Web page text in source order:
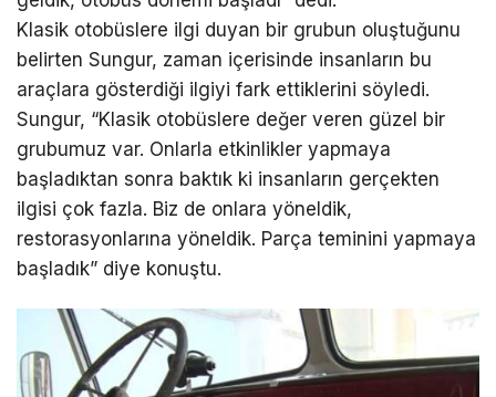
Klasik otobüslere ilgi duyan bir grubun oluştuğunu
belirten Sungur, zaman içerisinde insanların bu
araçlara gösterdiği ilgiyi fark ettiklerini söyledi.
Sungur, “Klasik otobüslere değer veren güzel bir
grubumuz var. Onlarla etkinlikler yapmaya
başladıktan sonra baktık ki insanların gerçekten
ilgisi çok fazla. Biz de onlara yöneldik,
restorasyonlarına yöneldik. Parça teminini yapmaya
başladık” diye konuştu.